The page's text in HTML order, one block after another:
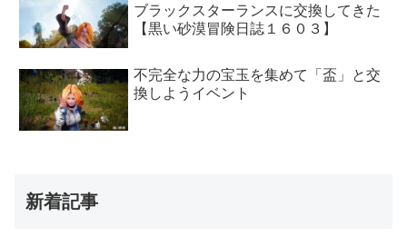
ブラックスターランスに交換してきた
【黒い砂漠冒険日誌１６０３】
不完全な力の宝玉を集めて「盃」と交
換しようイベント
新着記事